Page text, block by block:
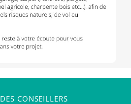
DES CONSEILLERS